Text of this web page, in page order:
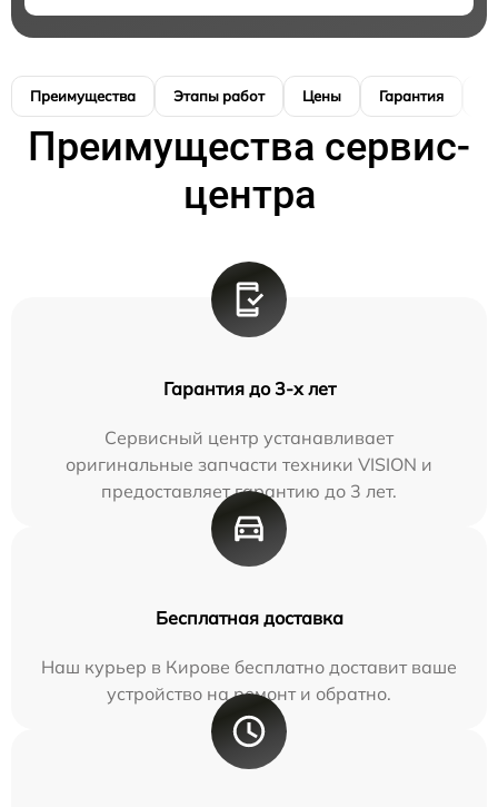
Преимущества Этапы работ Цены Гарантия
Преимущества сервис-
центра
Гарантия до 3-х лет
Сервисный центр устанавливает
оригинальные запчасти техники VISION и
предоставляет гарантию до 3 лет.
Бесплатная доставка
Наш курьер в Кирове бесплатно доставит ваше
устройство на ремонт и обратно.